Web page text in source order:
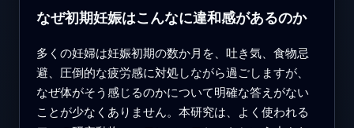
なぜ初期妊娠はこんなに違和感があるのか
多くの妊婦は妊娠初期の数か月を、吐き気、食物忌
避、圧倒的な疲労感に対処しながら過ごしますが、
なぜ体がそう感じるのかについて明確な答えがない
ことが少なくありません。本研究は、よく使われる